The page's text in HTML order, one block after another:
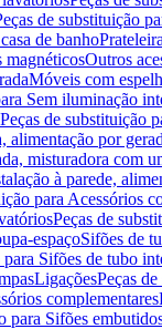
de substituição
de banho
magnéticosOutros
Móveis com
Sem iluminação
Peças de substituição
alimentação por
misturadora com
à parede,
para Acessórios
Peças de
espaçoSifões de
para Sifões de tubo
LigaçõesPeças
complementares
para Sifões